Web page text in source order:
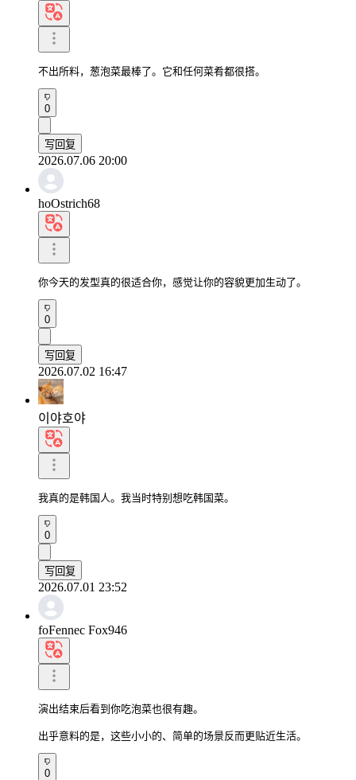
不出所料，葱泡菜最棒了。它和任何菜肴都很搭。
0
写回复
2026.07.06 20:00
hoOstrich68
你今天的发型真的很适合你，感觉让你的容貌更加生动了。
0
写回复
2026.07.02 16:47
이야호야
我真的是韩国人。我当时特别想吃韩国菜。
0
写回复
2026.07.01 23:52
foFennec Fox946
演出结束后看到你吃泡菜也很有趣。
出乎意料的是，这些小小的、简单的场景反而更贴近生活。
0